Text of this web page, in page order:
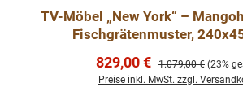
TV-Möbel „New York“ –
Fischgrätenmuster,
Verkaufspreis:
829,00 € Regulärer Preis:
1.079,00 € (23%
Preise inkl. MwSt. zzgl.